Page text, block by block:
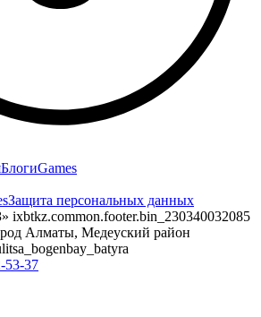
БлогиGames
Защита персональных данных
ixbtkz.common.footer.bin_230340032085
Алматы, Медеуский район
53-37